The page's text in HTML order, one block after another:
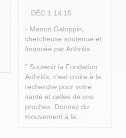
DÉC 1 14:15
- Manon Galoppin,
chercheuse soutenue et
financée par Arthritis
" Soutenir la Fondation
Arthritis, c'est croire à la
recherche pour votre
santé et celles de vos
proches. Donnez du
mouvement à la...